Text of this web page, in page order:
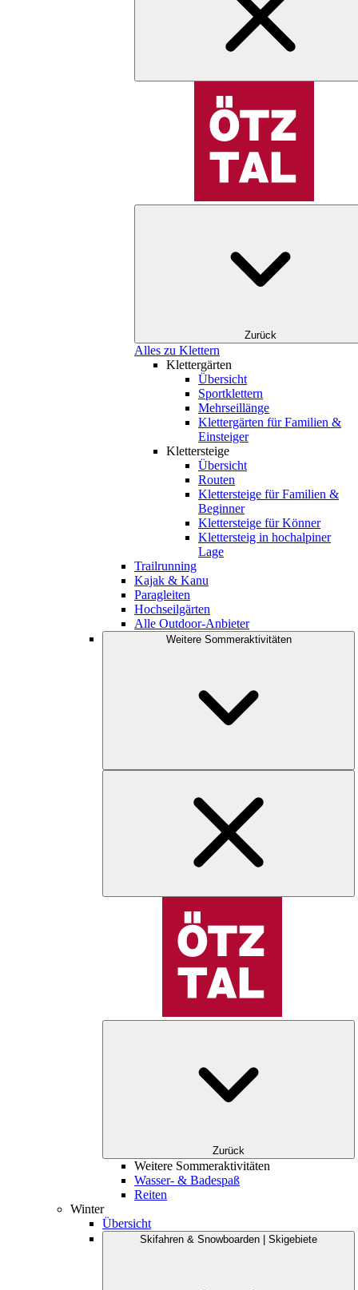
Zurück
Alles zu Klettern
Klettergärten
Übersicht
Sportklettern
Mehrseillänge
Klettergärten für Familien &
Einsteiger
Klettersteige
Übersicht
Routen
Klettersteige für Familien &
Beginner
Klettersteige für Könner
Klettersteig in hochalpiner
Lage
Trailrunning
Kajak & Kanu
Paragleiten
Hochseilgärten
Alle Outdoor-Anbieter
Weitere Sommeraktivitäten
Zurück
Weitere Sommeraktivitäten
Wasser- & Badespaß
Reiten
Winter
Übersicht
Skifahren & Snowboarden | Skigebiete